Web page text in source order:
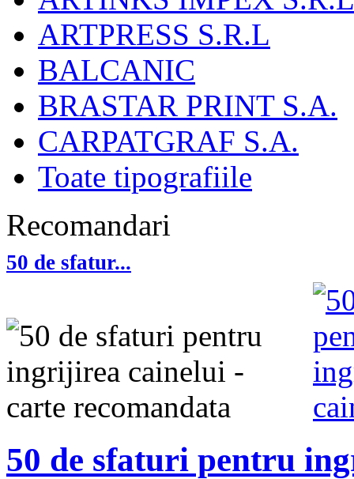
ARTPRESS S.R.L
BALCANIC
BRASTAR PRINT S.A.
CARPATGRAF S.A.
Toate tipografiile
Recomandari
50 de sfatur...
50 de sfaturi pentru